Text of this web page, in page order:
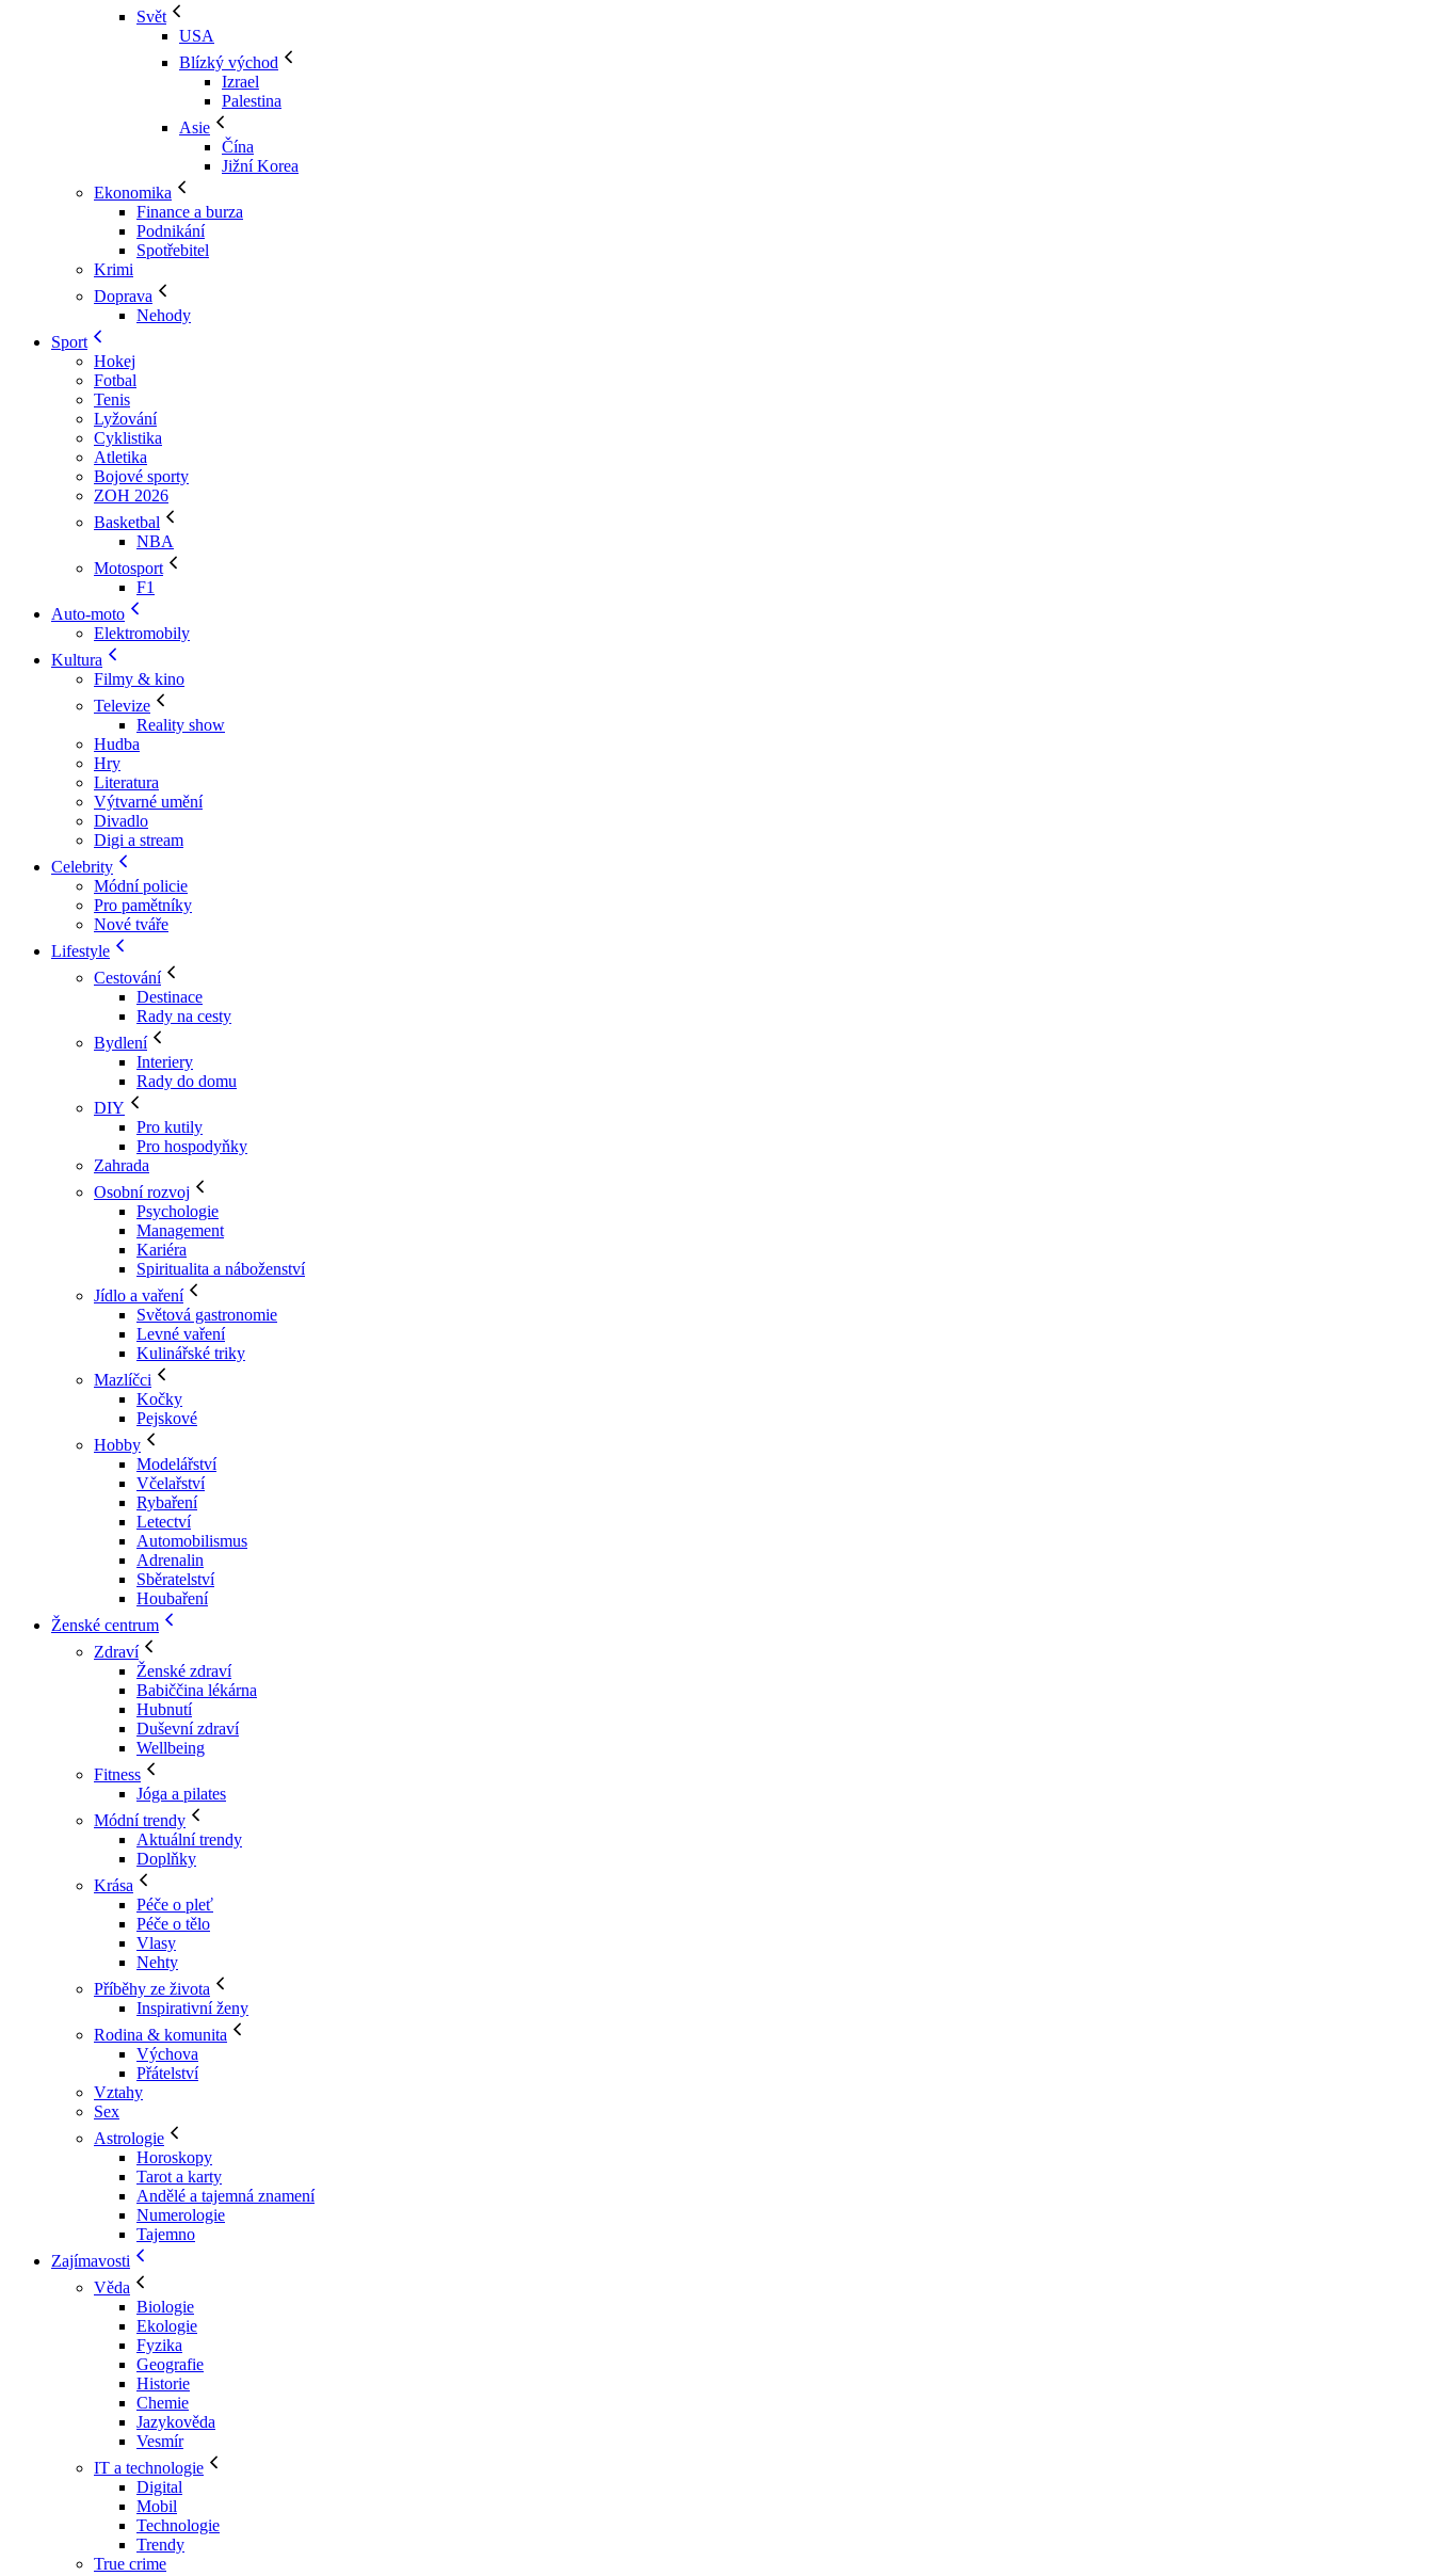
Svět
USA
Blízký východ
Izrael
Palestina
Asie
Čína
Jižní Korea
Ekonomika
Finance a burza
Podnikání
Spotřebitel
Krimi
Doprava
Nehody
Sport
Hokej
Fotbal
Tenis
Lyžování
Cyklistika
Atletika
Bojové sporty
ZOH 2026
Basketbal
NBA
Motosport
F1
Auto-moto
Elektromobily
Kultura
Filmy & kino
Televize
Reality show
Hudba
Hry
Literatura
Výtvarné umění
Divadlo
Digi a stream
Celebrity
Módní policie
Pro pamětníky
Nové tváře
Lifestyle
Cestování
Destinace
Rady na cesty
Bydlení
Interiery
Rady do domu
DIY
Pro kutily
Pro hospodyňky
Zahrada
Osobní rozvoj
Psychologie
Management
Kariéra
Spiritualita a náboženství
Jídlo a vaření
Světová gastronomie
Levné vaření
Kulinářské triky
Mazlíčci
Kočky
Pejskové
Hobby
Modelářství
Včelařství
Rybaření
Letectví
Automobilismus
Adrenalin
Sběratelství
Houbaření
Ženské centrum
Zdraví
Ženské zdraví
Babiččina lékárna
Hubnutí
Duševní zdraví
Wellbeing
Fitness
Jóga a pilates
Módní trendy
Aktuální trendy
Doplňky
Krása
Péče o pleť
Péče o tělo
Vlasy
Nehty
Příběhy ze života
Inspirativní ženy
Rodina & komunita
Výchova
Přátelství
Vztahy
Sex
Astrologie
Horoskopy
Tarot a karty
Andělé a tajemná znamení
Numerologie
Tajemno
Zajímavosti
Věda
Biologie
Ekologie
Fyzika
Geografie
Historie
Chemie
Jazykověda
Vesmír
IT a technologie
Digital
Mobil
Technologie
Trendy
True crime